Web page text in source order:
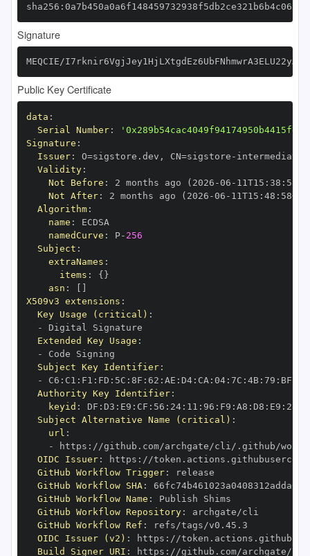
Signature
MEQCIE/
Public Key Certificate
data :
Serial Number:
Signature :
Issuer: O=sigstore.dev , CN=sigstore -
Validity:
Not Before : 2 months ago (2026 -06 - 11T15 : 38 :
Not After: 2 months ago (2026 -06 - 11T15 : 48 : 58+00
Algorithm:
name :
namedCurve : P- 256
Subject :
extraNames :
items : { }
asn :
X509v3 extensions :
Key Usage (critical) :
-
Extended Key Usage :
-
Subject Key Identifier:
-
C6 : C1 : F1 : FD : 5C : 8F : 62 : AE : D4: CA : 04: 7C : 4B: 79 : BF
Authority Key Identifier:
keyid : DF : D3 : E9 : CF : 56 : 24: 11 : 96 : F9 : A8 : D8 : E9 : 28
Subject Alternative Name (critical) :
url :
-
https : //github.com/archgate/cli/.github/
OIDC Issuer: https :
GitHub Workflow Trigger:
GitHub Workflow SHA:
GitHub Workflow Name :
GitHub Workflow Repository:
GitHub Workflow Ref :
OIDC Issuer (v2) : https :
Build Signer URI : https : //github.com/archgate/